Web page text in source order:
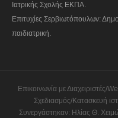
Ιατρικής Σχολής ΕΚΠΑ.
Επιτυχίες Σερβιωτόπουλων:
παιδιατρική.
Επικοινωνία με Διαχειριστές/
Σχεδιασμός/Κατασκευή
Συνεργάστηκαν: Ηλίας Θ.